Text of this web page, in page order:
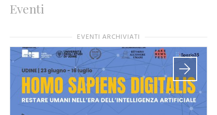
Eventi
EVENTI ARCHIVIATI